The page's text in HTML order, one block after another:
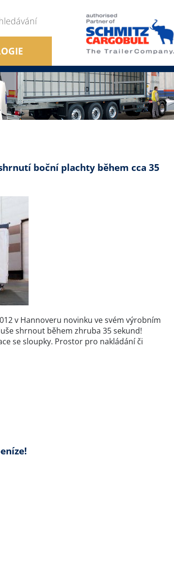
boční plachty během cca 35
v Hannoveru novinku ve svém výrobním
shrnout během zhruba 35 sekund!
se sloupky. Prostor pro nakládání či